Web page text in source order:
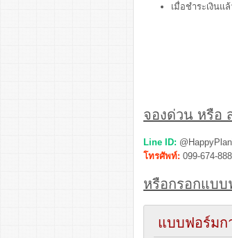
เมื่อชำระเงินแ
จองด่วน หรือ
Line ID:
โทรศัพท์: 099-674-
หรือกรอกแบบ
แบบฟอร์มก